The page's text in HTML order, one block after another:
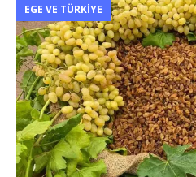
EGE VE TÜRKIYE